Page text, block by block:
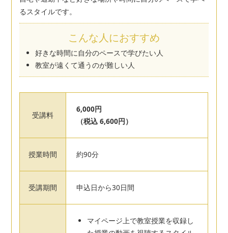
るスタイルです。
こんな人におすすめ
好きな時間に自分のペースで学びたい人
教室が遠くて通うのが難しい人
受講料
6,000円
（税込 6,600円）
授業時間 約90分
受講期間 申込日から30日間
マイページ上で教室授業を収録し